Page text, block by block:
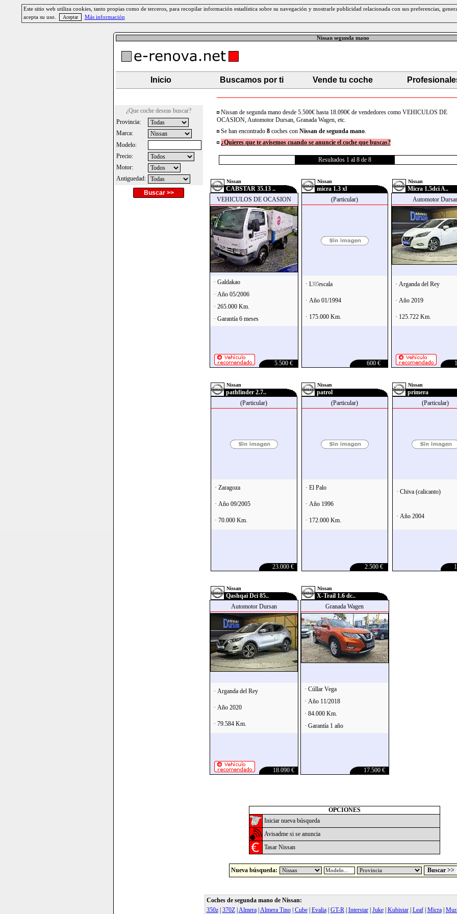
Este sitio web utiliza cookies, tanto propias como de terceros, para recopilar información estadística sobre su navegación y mostrarle publicidad relacionada con sus preferencias,
acepta su uso.
Más información
Nissan segunda mano
Inicio Buscamos por ti Vende tu coche
¿Que coche deseas buscar?
Provincia:
Marca:
Modelo:
Precio:
Motor:
Antiguedad:
Buscar >>
Nissan de segunda mano desde 5.500€ hasta 18.090€ de vendedores como VEHICULOS DE
OCASION, Automotor Dursan, Granada Wagen, etc.
Se han encontrado 8coches con Nissande segunda mano.
¿Quieres que te avisemos cuando se anuncie el coche que buscas?
Resultados 1 al 8 de 8
Nissan
CABSTAR 35.13 ..
VEHICULOS DE OCASION
· Galdakao
· Año 05/2006
· 265.000 Km.
· Garantía 6 meses
5.500 €
Nissan
micra 1.3 xl
(Particular)
· L\\\'escala
· Año 01/1994
· 175.000 Km.
600 €
Nissan
Micra 1.5dci A..
Automotor
· Arganda del Rey
· Año 2019
· 125.722 Km.
Nissan
pathfinder 2.7..
(Particular)
· Zaragoza
· Año 09/2005
· 70.000 Km.
23.000 €
Nissan
patrol
(Particular)
· El Palo
· Año 1996
· 172.000 Km.
2.500 €
Nissan
primera
(Particular)
· Chiva (calicanto)
· Año 2004
Nissan
Qashqai Dci 85..
Automotor Dursan
· Arganda del Rey
· Año 2020
· 79.584 Km.
18.090 €
Nissan
X-Trail 1.6 dc..
Granada Wagen
· Cúllar Vega
· Año 11/2018
· 84.000 Km.
· Garantía 1 año
17.500 €
OPCIONES
Iniciar nueva búsqueda
Avisadme si se anuncia
Tasar Nissan
Nueva búsqueda:
Coches de segunda mano de Nissan:
350z| 370Z| Almera| Almera Tino| Cube| Evalia| GT-R| Interstar| Juke| Kubistar| Leaf| Micra|